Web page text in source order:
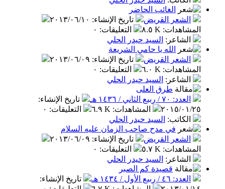
الغائب الحاضر
الشعر القريض
تاريخ الإنشاء: ٢٠١٣/٠٦/١٠
المشاهدات: ٨.٥ K التعليقات: ٠
الشاعر : السيد حيدر الحلي
الله يا حامي الشريعة
الشعر القريض
تاريخ الإنشاء: ٢٠١٣/٠٦/٠٩
المشاهدات: ٦.٠ K التعليقات: ٠
الشاعر : السيد حيدر الحلي
طرق العلى
العدد: ٧٠ / ربيع الثاني / ١٤٣٦ هـ
تاريخ الإنشاء:
٢٠١٥/٠١/٢٥
المشاهدات: ٦.٩ K التعليقات: ٠
الكاتب: السيد حيدر الحلي
في مدح صاحب الزمان عليه السلام
الشعر القريض
تاريخ الإنشاء: ٢٠١٣/٠٦/٠٩
المشاهدات: ٥.٧ K التعليقات: ٠
الشاعر : السيد حيدر الحلي
قصيدة كم الصبر
العدد: ٤٦ / ربيع الأول / ١٤٣٤ هـ
تاريخ الإنشاء: